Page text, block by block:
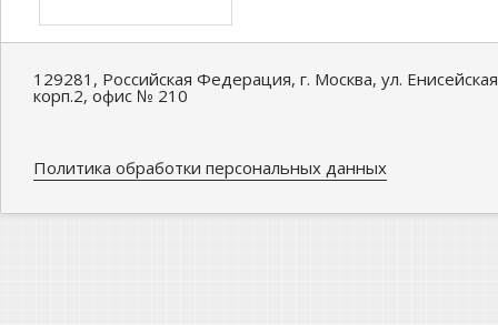
129281, Российская Федерация, г. Москва, ул.
корп.2, офис № 210
Политика обработки персональных данных